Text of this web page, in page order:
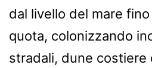
dal livello del mare
quota, colonizzando
stradali, dune costiere